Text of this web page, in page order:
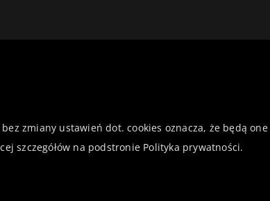
zmiany ustawień dot. cookies oznacza, że będą
szczegółów na podstronie Polityka prywatności.